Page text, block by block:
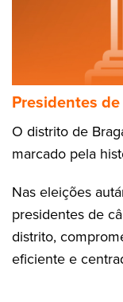
Presidentes
O distrito de
marcado pela
Nas eleições
presidentes de
distrito,
eficiente e